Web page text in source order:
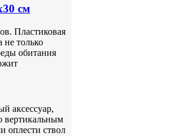
см
Пластиковая
только
обитания
аксессуар,
вертикальным
оплести ствол